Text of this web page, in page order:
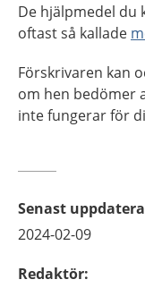
De hjälpmedel du
oftast så kallade
Förskrivaren kan
om hen bedömer
inte fungerar för
Senast
2024-02-09
Redaktör: